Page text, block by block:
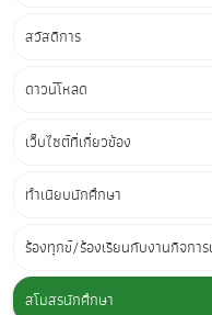
สวัสดิการ
ดาวน์โหลด
เว็บไซต์ที่เกี่ยวข้อง
ทำเนียบนักศึกษา
ร้องทุกข์/ร้องเรียนกับงานกิจกา
สโมสรนักศึกษา